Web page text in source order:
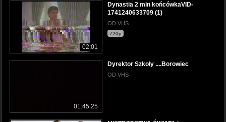
02:01
Dynastia 2 min końcówkaVID-
1741240633709 (1)
OD VHS
720p
01:45:25
Dyrektor Szkoły ....Borowiec
OD VHS